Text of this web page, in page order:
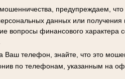
предупреждаем, что
данных или получения
вопросы финансового характера
телефон, знайте, что это
по телефонам, указанным на